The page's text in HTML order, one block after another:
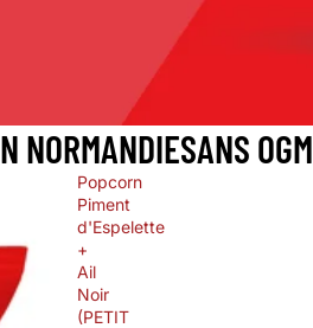
NORMANDIESANS OGM
Popcorn
Piment
d'Espelette
+
Ail
Noir
(PETIT